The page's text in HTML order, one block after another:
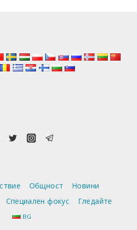
Общност
Новини
Специален фокус Гледайте
BG